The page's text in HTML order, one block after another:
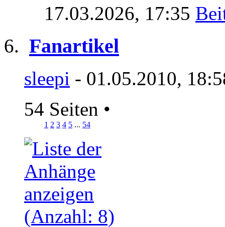
17.03.2026, 17:35
Fanartikel
sleepi - 01.05.2010,
54 Seiten •
1 2 3 4 5 ... 54